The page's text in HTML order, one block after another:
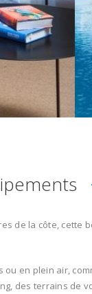
de la côte, cette
ou en plein air,
des terrains de